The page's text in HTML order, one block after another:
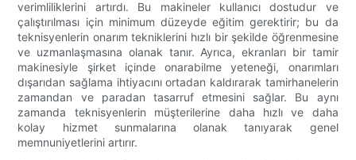
verimliliklerini artırdı. Bu makineler kullanıcı dostudur ve
çalıştırılması için minimum düzeyde eğitim gerektirir; bu da
teknisyenlerin onarım tekniklerini hızlı bir şekilde öğrenmesine
ve uzmanlaşmasına olanak tanır. Ayrıca, ekranları bir tamir
makinesiyle şirket içinde onarabilme yeteneği, onarımları
dışarıdan sağlama ihtiyacını ortadan kaldırarak tamirhanelerin
zamandan ve paradan tasarruf etmesini sağlar. Bu aynı
zamanda teknisyenlerin müşterilerine daha hızlı ve daha
kolay hizmet sunmalarına olanak tanıyarak genel
memnuniyetlerini artırır.